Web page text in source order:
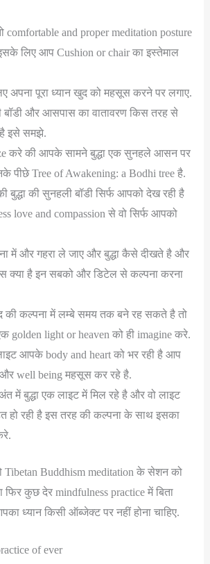
comfortable and proper meditation posture
लिए आप Cushion or chair का इस्तेमाल
अपना पूरा ध्यान खुद को महसूस करने पर लगाए.
और आसपास का वातावरण किस तरह से
इसे समझे.
करे की आपके सामने बुद्धा एक सुनहले आसन पर
पीछे Tree of Awakening: a Bodhi tree है.
बुद्धा की सुनहली बॉडी सिर्फ आपको देख रही है
love and compassion से वो सिर्फ आपको
में और गहरा ले जाए और बुद्धा कैसे दीखते है और
क्या है इन सबको और डिटेल से कल्पना करना
कल्पना में लम्बे समय तक बने रह सकते है तो
golden light or heaven को ही imagine करे.
आपके body and heart को भर रही है आप
well being महसूस कर रहे है.
में बुद्धा एक लाइट में मिल रहे है और वो लाइट
हो रही है इस तरह की कल्पना के साथ इसका
Tibetan Buddhism meditation के सेशन को
कुछ देर mindfulness practice में बिता
ध्यान किसी ऑब्जेक्ट पर नहीं होना चाहिए.
of ever